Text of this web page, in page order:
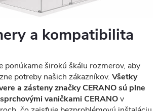
a kompatibilita
ponúkame širokú škálu rozmerov, aby
potreby našich zákazníkov. Všetky
a zásteny značky CERANO sú plne
vaničkami CERANOv